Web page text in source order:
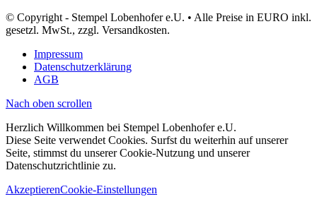
© Copyright - Stempel Lobenhofer e.U. • Alle Preise in EURO inkl.
gesetzl. MwSt., zzgl. Versandkosten.
Impressum
Datenschutzerklärung
AGB
Nach oben scrollen
Herzlich Willkommen bei Stempel Lobenhofer e.U.
Diese Seite verwendet Cookies. Surfst du weiterhin auf unserer
Seite, stimmst du unserer Cookie-Nutzung und unserer
Datenschutzrichtlinie zu.
AkzeptierenCookie-Einstellungen